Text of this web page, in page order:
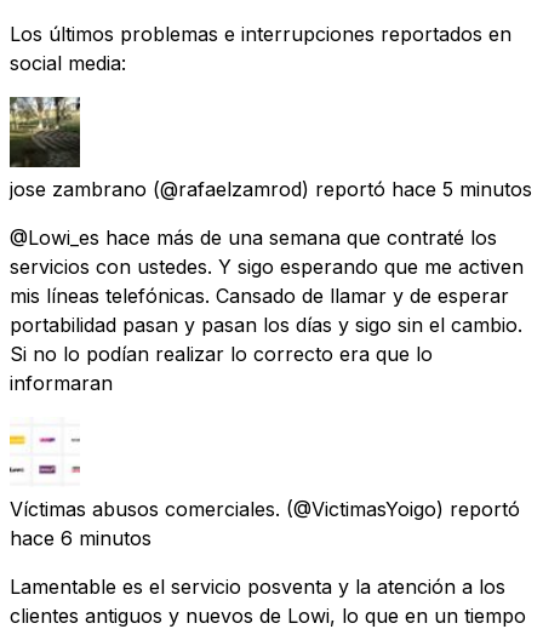
Los últimos problemas e interrupciones reportados en
social media:
jose zambrano (@rafaelzamrod) reportó hace 5 minutos
@Lowi_es hace más de una semana que contraté los
servicios con ustedes. Y sigo esperando que me activen
mis líneas telefónicas. Cansado de llamar y de esperar
portabilidad pasan y pasan los días y sigo sin el cambio.
Si no lo podían realizar lo correcto era que lo
informaran
Víctimas abusos comerciales. (@VictimasYoigo) reportó
hace 6 minutos
Lamentable es el servicio posventa y la atención a los
clientes antiguos y nuevos de Lowi, lo que en un tiempo